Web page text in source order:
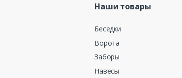
Наши товары
Беседки
Ворота
Заборы
Навесы